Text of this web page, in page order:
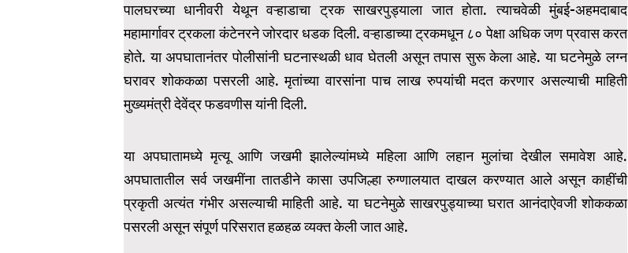
पालघरच्या धानीवरी येथून वऱ्हाडाचा ट्रक साखरपुड्याला जात होता. त्याचवेळी मुंबई-अहमदाबाद
महामार्गावर ट्रकला कंटेनरने जोरदार धडक दिली. वऱ्हाडाच्या ट्रकमधून ८० पेक्षा अधिक जण प्रवास करत
होते. या अपघातानंतर पोलीसांनी घटनास्थळी धाव घेतली असून तपास सुरू केला आहे. या घटनेमुळे लग्न
घरावर शोककळा पसरली आहे. मृतांच्या वारसांना पाच लाख रुपयांची मदत करणार असल्याची माहिती
मुख्यमंत्री देवेंद्र फडवणीस यांनी दिली.
या अपघातामध्ये मृत्यू आणि जखमी झालेल्यांमध्ये महिला आणि लहान मुलांचा देखील समावेश आहे.
अपघातातील सर्व जखमींना तातडीने कासा उपजिल्हा रुग्णालयात दाखल करण्यात आले असून काहींची
प्रकृती अत्यंत गंभीर असल्याची माहिती आहे. या घटनेमुळे साखरपुड्याच्या घरात आनंदाऐवजी शोककळा
पसरली असून संपूर्ण परिसरात हळहळ व्यक्त केली जात आहे.